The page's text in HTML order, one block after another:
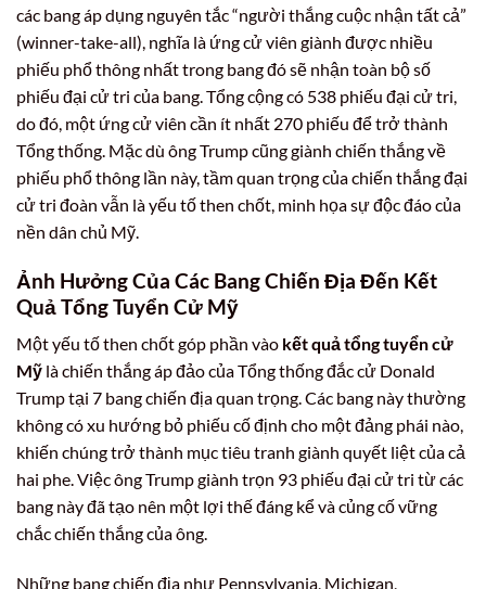
các bang áp dụng nguyên tắc “người thắng cuộc nhận tất cả”
(winner-take-all), nghĩa là ứng cử viên giành được nhiều
phiếu phổ thông nhất trong bang đó sẽ nhận toàn bộ số
phiếu đại cử tri của bang. Tổng cộng có 538 phiếu đại cử tri,
do đó, một ứng cử viên cần ít nhất 270 phiếu để trở thành
Tổng thống. Mặc dù ông Trump cũng giành chiến thắng về
phiếu phổ thông lần này, tầm quan trọng của chiến thắng đại
cử tri đoàn vẫn là yếu tố then chốt, minh họa sự độc đáo của
nền dân chủ Mỹ.
Ảnh Hưởng Của Các Bang Chiến Địa Đến Kết
Quả Tổng Tuyển Cử Mỹ
Một yếu tố then chốt góp phần vào kết quả tổng tuyển cử
Mỹ là chiến thắng áp đảo của Tổng thống đắc cử Donald
Trump tại 7 bang chiến địa quan trọng. Các bang này thường
không có xu hướng bỏ phiếu cố định cho một đảng phái nào,
khiến chúng trở thành mục tiêu tranh giành quyết liệt của cả
hai phe. Việc ông Trump giành trọn 93 phiếu đại cử tri từ các
bang này đã tạo nên một lợi thế đáng kể và củng cố vững
chắc chiến thắng của ông.
Những bang chiến địa như Pennsylvania, Michigan,